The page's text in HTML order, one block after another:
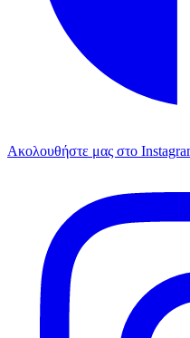
Ακολουθήστε μας στο